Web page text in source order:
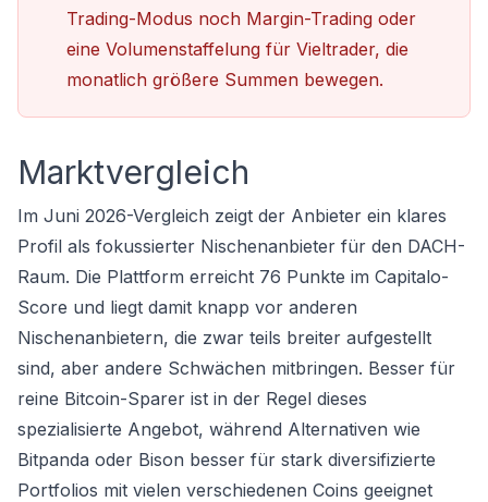
Trading-Modus noch Margin-Trading oder
eine Volumenstaffelung für Vieltrader, die
monatlich größere Summen bewegen.
Marktvergleich
Im Juni 2026-Vergleich zeigt der Anbieter ein klares
Profil als fokussierter Nischenanbieter für den DACH-
Raum. Die Plattform erreicht 76 Punkte im Capitalo-
Score und liegt damit knapp vor anderen
Nischenanbietern, die zwar teils breiter aufgestellt
sind, aber andere Schwächen mitbringen. Besser für
reine Bitcoin-Sparer ist in der Regel dieses
spezialisierte Angebot, während Alternativen wie
Bitpanda oder Bison besser für stark diversifizierte
Portfolios mit vielen verschiedenen Coins geeignet